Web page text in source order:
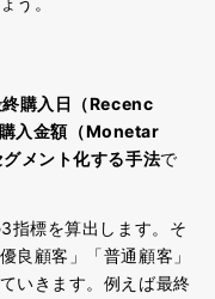
購入日（Recenc
入金額（Monetar
メント化する手法で
指標を算出します。そ
良顧客」「普通顧客」
いきます。例えば最終